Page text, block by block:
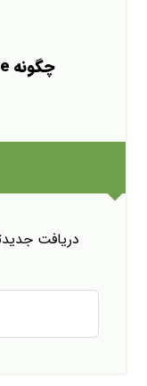
چگونه 3CXphone را نصب کنم؟
دریافت